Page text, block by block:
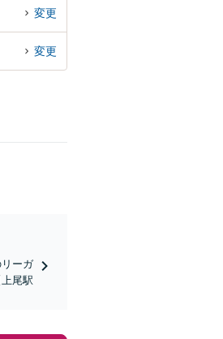
変更
変更
ーガ
尾駅